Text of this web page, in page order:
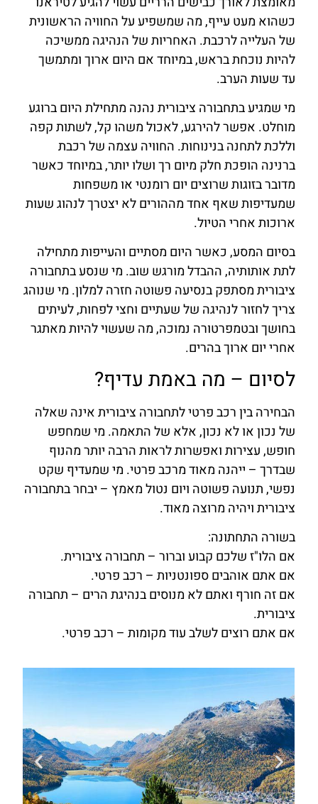
כשהוא מעט עייף, מה שמשפיע על החוויה הראשונית
של העלייה לרכבת. האחריות של הנהיגה ממשיכה
להיות נוכחת בראש, במיוחד אם היום ארוך ומתמשך
עד שעות הערב.
מי שמגיע בתחבורה ציבורית נהנה מתחילת היום ברוגע
מוחלט. אפשר להירגע, לאכול משהו קל, לשתות קפה
וללכת לתחנה בנינוחות. החוויה עצמה של רכבת
ברנינה הופכת חלק מיום רך ושלו יותר, במיוחד כאשר
מדובר בזוגות שרוצים יום רומנטי או משפחות
שמעדיפות שאף אחד מההורים לא יצטרך לנהוג שעות
ארוכות אחרי הטיול.
בסיום המסע, כאשר היום מסתיים והעייפות מתחילה
לתת אותותיה, ההבדל מורגש שוב. מי שנסע בתחבורה
ציבורית מסתפק בנסיעה פשוטה חזרה למלון. מי שנוהג
צריך לחזור לנהיגה של שעתיים וחצי לפחות, לעיתים
בחושך ובטמפרטורה נמוכה, מה שעשוי להיות מאתגר
אחרי יום ארוך בהרים.
לסיום – מה באמת עדיף?
הבחירה בין רכב פרטי לתחבורה ציבורית אינה שאלה
של נכון או לא נכון, אלא של התאמה. מי שמחפש
חופש, עצירות ואפשרות לראות הרבה יותר מהנוף
שבדרך – ייהנה מאוד מרכב פרטי. מי שמעדיף שקט
נפשי, תנועה פשוטה ויום נטול מאמץ – יבחר בתחבורה
ציבורית ויהיה מרוצה מאוד.
בשורה התחתונה:
אם הלו"ז שלכם קבוע וברור – תחבורה ציבורית.
אם אתם אוהבים ספונטניות – רכב פרטי.
אם זה חורף ואתם לא מנוסים בנהיגת הרים – תחבורה
ציבורית.
אם אתם רוצים לשלב עוד מקומות – רכב פרטי.